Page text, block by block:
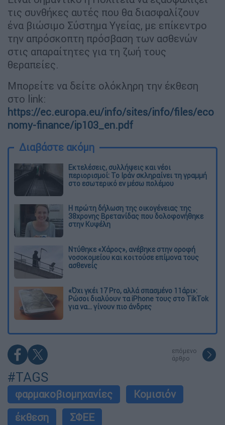
τις συνθήκες αυτές που θα διασφαλίζουν
ένα βιώσιμο Σύστημα Υγείας, με επίκεντρο
την απρόσκοπτη πρόσβαση των ασθενών
στις απαραίτητες για τη ζωή τους
θεραπείες.
Μπορείτε να δείτε ολόκληρη την έκθεση
στο link:
https://ec.europa.eu/info/sites/info/files/eco
nomy-finance/ip103_en.pdf
Διαβάστε ακόμη
Εκτελέσεις, συλλήψεις και νέοι
περιορισμοί: Το Ιράν σκληραίνει τη γραμμή
στο εσωτερικό εν μέσω πολέμου
Η πρώτη δήλωση της οικογένειας της
38χρονης Βρετανίδας που δολοφονήθηκε
στην Κυψέλη
Ντύθηκε «Χάρος», ανέβηκε στην οροφή
νοσοκομείου και κοιτούσε επίμονα τους
ασθενείς
«Όχι γκέι 17 Pro, αλλά σπασμένο 11άρι»:
Ρώσοι διαλύουν τα iPhone τους στο TikTok
για να... γίνουν πιο άνδρες
επόμενο
άρθρο
#TAGS
φαρμακοβιομηχανίες
Κομισιόν
έκθεση
ΣΦΕΕ